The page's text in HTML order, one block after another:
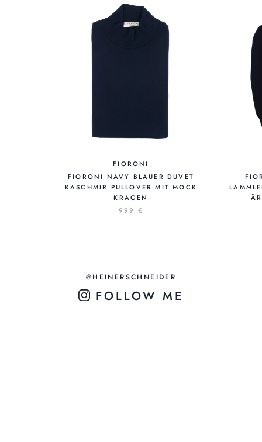
FIORONI
FIORONI NAVY BLAUER DUVET
KASCHMIR PULLOVER MIT MOCK
KRAGEN
999 €
@HEINERSCHNEIDER
FOLLOW ME